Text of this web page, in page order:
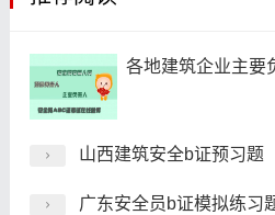
各地建筑企业主要
山西建筑安全b证预习题
广东安全员b证模拟练习